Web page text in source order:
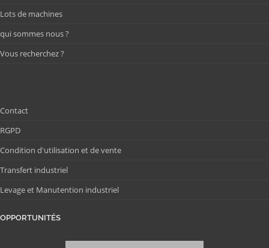
Lots de machines
qui sommes nous ?
Vous recherchez ?
Contact
RGPD
Condition d'utilisation et de vente
Transfert industriel
Levage et Manutention industriel
OPPORTUNITÉS